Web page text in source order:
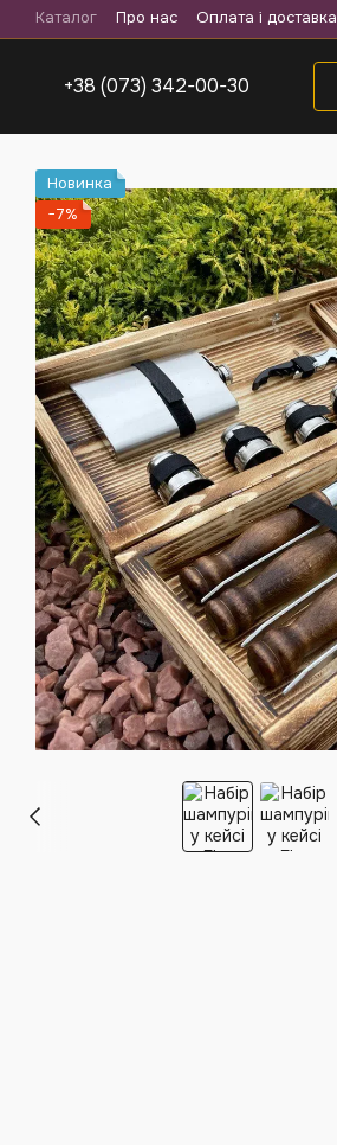
Перейти до основного контенту
Каталог Про нас Оплата і доставка
+38 (073) 342-00-30
Новинка
−7%